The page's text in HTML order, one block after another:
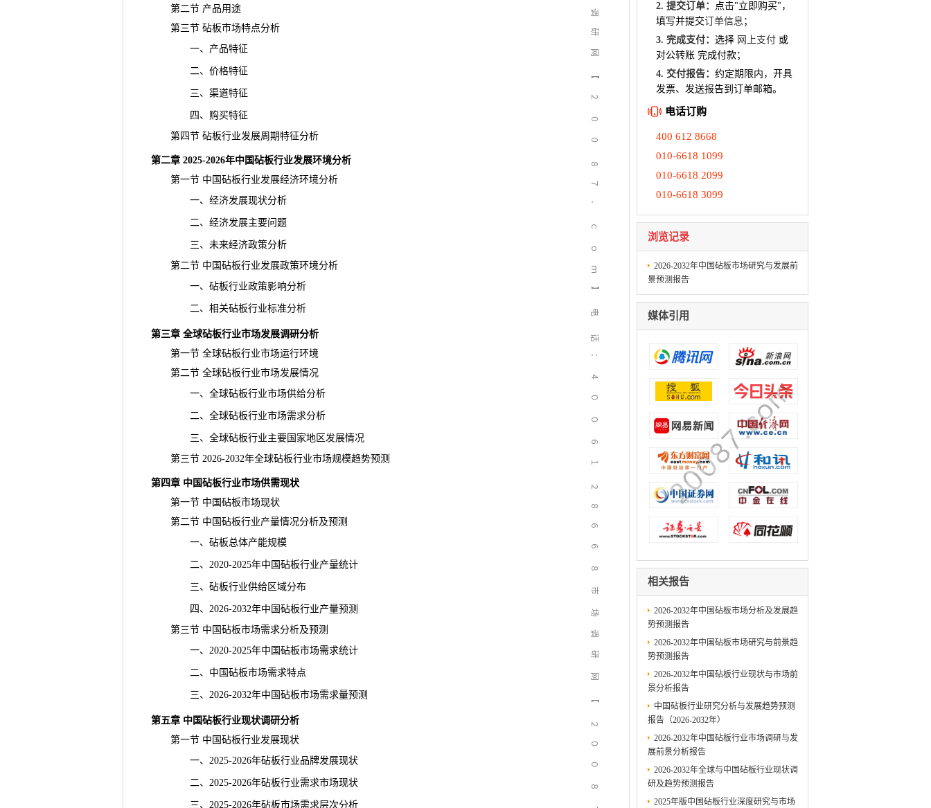
第二节 产品用途 调
第三节 砧板市场特点分析 研
一、产品特征 网
二、价格特征 【
三、渠道特征 ２
四、购买特征 ０
第四节 砧板行业发展周期特征分析 ０
第二章 2025-2026年中国砧板行业发展环境分析 ８
第一节 中国砧板行业发展经济环境分析 ７
一、经济发展现状分析 ．
二、经济发展主要问题 ｃ
三、未来经济政策分析 ｏ
第二节 中国砧板行业发展政策环境分析 ｍ
一、砧板行业政策影响分析 】
二、相关砧板行业标准分析 电
第三章 全球砧板行业市场发展调研分析 话
第一节 全球砧板行业市场运行环境 ：
第二节 全球砧板行业市场发展情况 ４
一、全球砧板行业市场供给分析 ０
二、全球砧板行业市场需求分析 ０
三、全球砧板行业主要国家地区发展情况 ６
第三节 2026-2032年全球砧板行业市场规模趋势预测 １
第四章 中国砧板行业市场供需现状 ２
第一节 中国砧板市场现状 ８
第二节 中国砧板行业产量情况分析及预测 ６
一、砧板总体产能规模 ６
二、2020-2025年中国砧板行业产量统计 ８
三、砧板行业供给区域分布 市
四、2026-2032年中国砧板行业产量预测 场
第三节 中国砧板市场需求分析及预测 调
一、2020-2025年中国砧板市场需求统计 研
二、中国砧板市场需求特点 网
三、2026-2032年中国砧板市场需求量预测 【
第五章 中国砧板行业现状调研分析 ２
第一节 中国砧板行业发展现状 ０
一、2025-2026年砧板行业品牌发展现状 ０
二、2025-2026年砧板行业需求市场现状 ８
三、2025-2026年砧板市场需求层次分析
2. 提交订单： 点击"立即购买"，
填写并提交订单信息 ；
3. 完成支付： 选择 网上支付 或
对公转账 完成付款；
4. 交付报告： 约定期限内，开具
发票、发送报告到订单邮箱。
电话订购
400 612 8668
010-6618 1099
010-6618 2099
010-6618 3099
浏览记录
2026-2032年中国砧板市场研究与发展前
景预测报告
媒体引用
相关报告
2026-2032年中国砧板市场分析及发展趋
势预测报告
2026-2032年中国砧板市场研究与前景趋
势预测报告
2026-2032年中国砧板行业现状与市场前
景分析报告
中国砧板行业研究分析与发展趋势预测
报告（2026-2032年）
2026-2032年中国砧板行业市场调研与发
展前景分析报告
2026-2032年全球与中国砧板行业现状调
研及趋势预测报告
2025年版中国砧板行业深度研究与市场